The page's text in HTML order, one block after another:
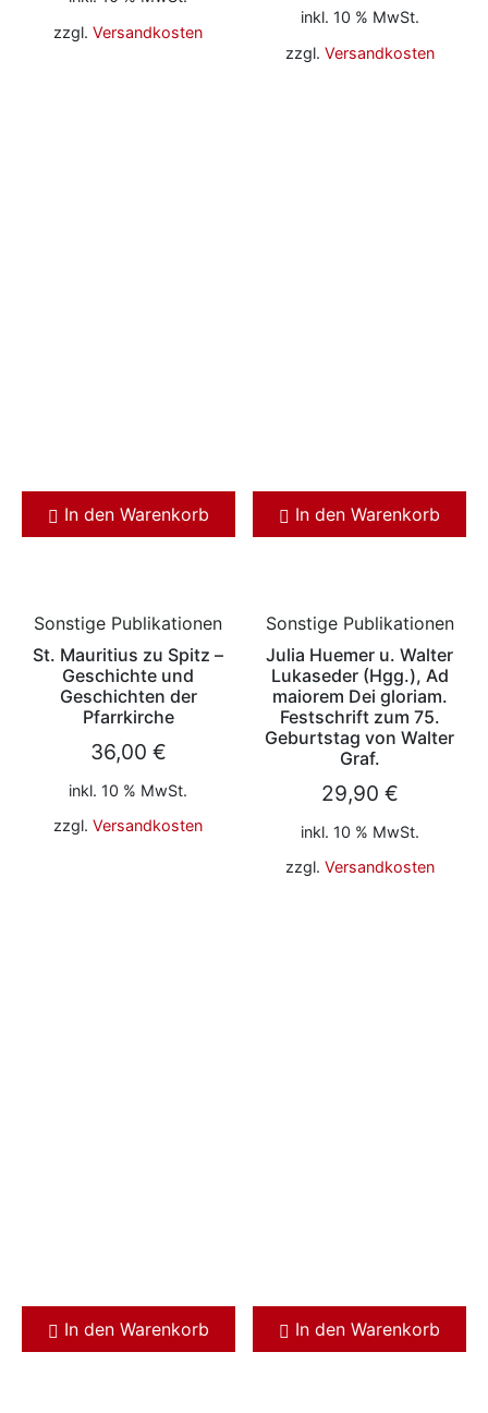
zzgl.Versandkosten
In den Warenkorb
inkl. 10 % MwSt.
zzgl. Versandkosten
In den Warenkorb
Sonstige Publikationen
St. Mauritius zu Spitz –
Geschichte und
Geschichten der
Pfarrkirche
36,00 €
inkl. 10 % MwSt.
zzgl.Versandkosten
In den Warenkorb
Sonstige Publikationen
Julia Huemer u. Walter
Lukaseder (Hgg.), Ad
maiorem Dei gloriam.
Festschrift zum 75.
Geburtstag von Walter
Graf.
29,90 €
inkl. 10 % MwSt.
zzgl. Versandkosten
In den Warenkorb